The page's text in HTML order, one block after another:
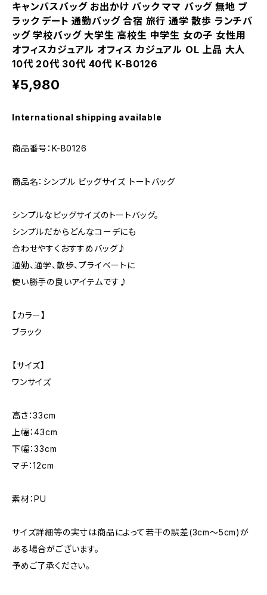
キャンバスバッグ お出かけ バック ママ バッグ 無地 ブ
ラック デート 通勤バッグ 合宿 旅行 通学 散歩 ランチバ
ッグ 学校バッグ 大学生 高校生 中学生 女の子 女性用
オフィスカジュアル オフィス カジュアル OL 上品 大人
10代 20代 30代 40代 K-B0126
¥5,980
International shipping available
商品番号：K-B0126
商品名：シンプル ビッグサイズ トートバッグ
シンプルなビッグサイズのトートバッグ。
シンプルだからどんなコーデにも
合わせやすくおすすめバッグ♪
通勤、通学、散歩、プライベートに
使い勝手の良いアイテムです♪
【カラー】
ブラック
【サイズ】
ワンサイズ
高さ：33cm
上幅：43cm
下幅：33cm
マチ：12cm
素材：PU
サイズ詳細等の実寸は商品によって若干の誤差(3cm〜5cm)が
ある場合がございます。
予めご了承ください。